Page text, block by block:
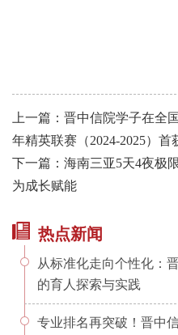
上一篇：晋中信院学子在全
年精英联赛（2024-2025）首
下一篇：海南三亚5天4夜极
为成长赋能
热点新闻
从标准化走向个性化：
的育人探索与实践
专业排名再突破！晋中